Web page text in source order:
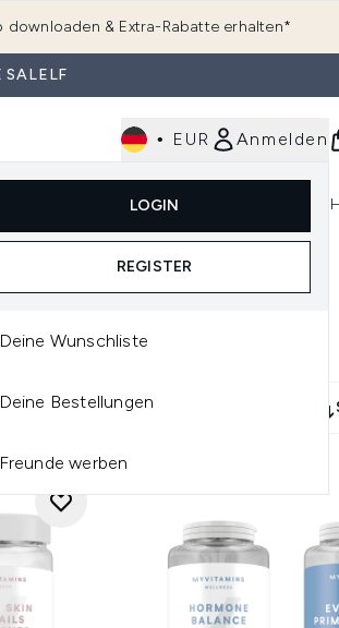
downloaden & Extra-Rabatte erhalten*
SALELF
• EUR Anmelden
LOGIN
REGISTER
Wunschliste
Bestellungen
werben
Untermenü Anmelden (Kosmetik) Untermenü
Parfum